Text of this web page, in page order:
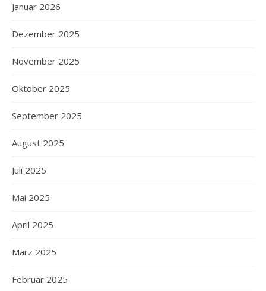
Januar 2026
Dezember 2025
November 2025
Oktober 2025
September 2025
August 2025
Juli 2025
Mai 2025
April 2025
März 2025
Februar 2025